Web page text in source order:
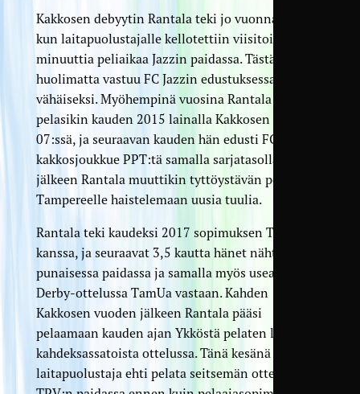
Kakkosen debyytin Rantala teki jo vuonna 2012,
kun laitapuolustajalle kellotettiin viisitoista
minuuttia peliaikaa Jazzin paidassa. Tästä
huolimatta vastuu FC Jazzin edustuksessa jäi
vähäiseksi. Myöhempinä vuosina Rantala
pelasikin kauden 2015 lainalla Kakkosen Kerho
07:ssä, ja seuraavan kauden hän edusti FC Jazzin
kakkosjoukkue PPT:tä samalla sarjatasolla. Tämän
jälkeen Rantala muuttikin tyttöystävän perässä
Tampereelle haistelemaan uusia tuulia.
Rantala teki kaudeksi 2017 sopimuksen TPV:n
kanssa, ja seuraavat 3,5 kautta hänet nähtiinkin
punaisessa paidassa ja samalla myös useammassa
Derby-ottelussa TamUa vastaan. Kahden
Kakkosen vuoden jälkeen Rantala pääsi
pelaamaan kauden ajan Ykköstä pelaten lopulta
kahdeksassatoista ottelussa. Tänä kesänä
laitapuolustaja ehti pelata seitsemän ottelua